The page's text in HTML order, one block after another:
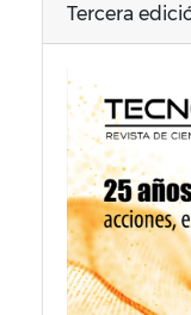
Tercera